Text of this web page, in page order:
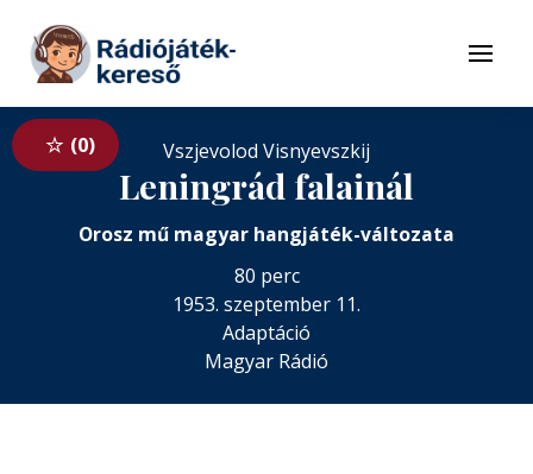
Tovább a tartalomhoz
Menü
0 Vszjevolod Visnyevszkij
Leningrád falainál
Orosz mű magyar hangjáték-változata
80 perc
1953. szeptember 11.
Adaptáció
Magyar Rádió